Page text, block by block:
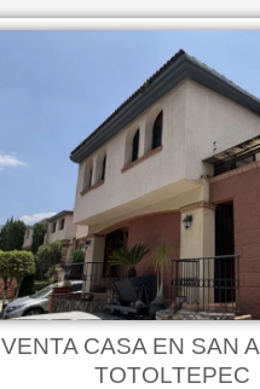
VENTA CASA EN SAN
TOTOLTEPEC